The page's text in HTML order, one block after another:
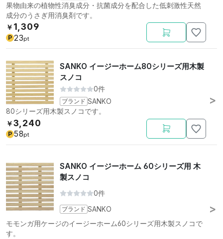
果物由来の植物性消臭成分・抗菌成分を配合した低刺激性天然
成分のうさぎ用消臭剤です。
￥ 1,309
P 23pt
SANKO イージーホーム80シリーズ用木製
スノコ
0件
ブランド SANKO
80シリーズ用木製スノコです。
￥3,240
P 58pt
SANKO イージーホーム 60シリーズ用 木
製スノコ
0件
ブランド SANKO
モモンガ用ケージのイージーホーム60シリーズ用木製スノコで
す。